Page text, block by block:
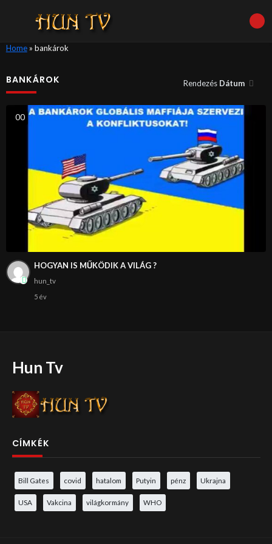
Home» bankárok
BANKÁROK Rendezés Dátum
00
HOGYAN IS MŰKÖDIK A VILÁG ?
hun_tv
5 év
Hun Tv
CÍMKÉK
Bill Gates covid hatalom Putyin pénz Ukrajna
USA Vakcina világkormány WHO